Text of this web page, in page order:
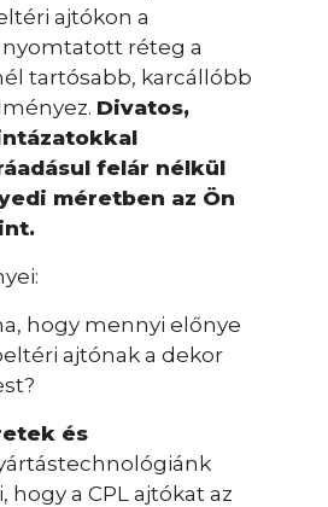
ajtókon a
réteg a
tartósabb, karcállóbb
Divatos,
felár nélkül
méretben az Ön
hogy mennyi előnye
ajtónak a dekor
és
hogy a CPL ajtókat az